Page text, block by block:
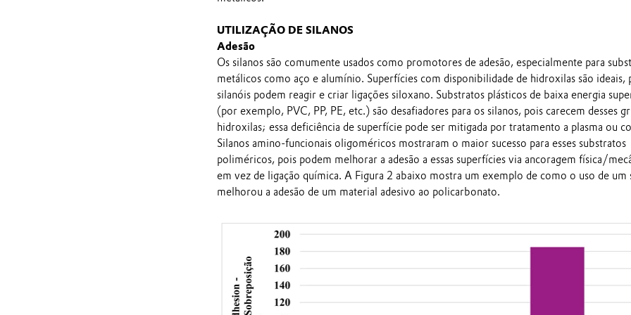
UTILIZAÇÃO DE SILANOS
Adesão
Os silanos são comumente usados como promotores de adesão, especialmente para
metálicos como aço e alumínio. Superfícies com disponibilidade de hidroxilas são ideais,
silanóis podem reagir e criar ligações siloxano. Substratos plásticos de baixa energia
(por exemplo, PVC, PP, PE, etc.) são desafiadores para os silanos, pois carecem desses
hidroxilas; essa deficiência de superfície pode ser mitigada por tratamento a plasma ou
Silanos amino-funcionais oligoméricos mostraram o maior sucesso para esses substratos
poliméricos, pois podem melhorar a adesão a essas superfícies via ancoragem física/
em vez de ligação química. A Figura 2 abaixo mostra um exemplo de como o uso de um
melhorou a adesão de um material adesivo ao policarbonato.